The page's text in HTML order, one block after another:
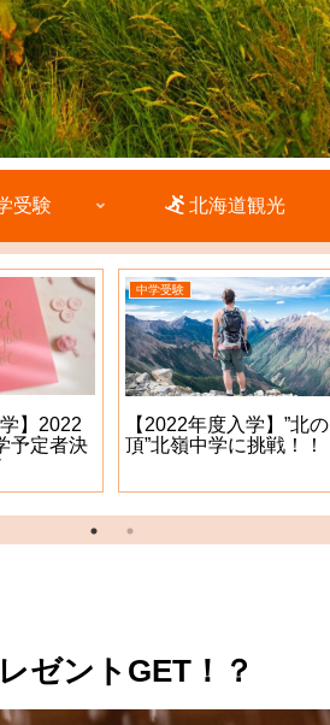
受験 北海道観光
】2022
予定者決
中学受験
【2022年度入学】”北の
頂”北嶺中学に挑戦！！
ゼントGET！？